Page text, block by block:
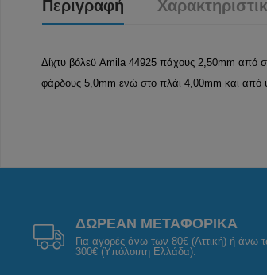
Περιγραφή
Δίχτυ βόλεϋ Amila 44925 πάχους 2,50mm από
φάρδους 5,0mm ενώ στο πλάι 4,00mm και από
ΔΩΡΕΑΝ ΜΕΤΑΦΟΡΙΚΑ
Για αγορές άνω των 80€ (Αττική) ή άνω
300€ (Υπόλοιπη Ελλάδα).